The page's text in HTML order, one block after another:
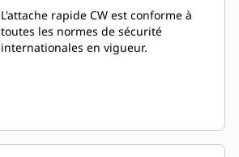
L'attache rapide CW est conforme à
toutes les normes de sécurité
internationales en vigueur.